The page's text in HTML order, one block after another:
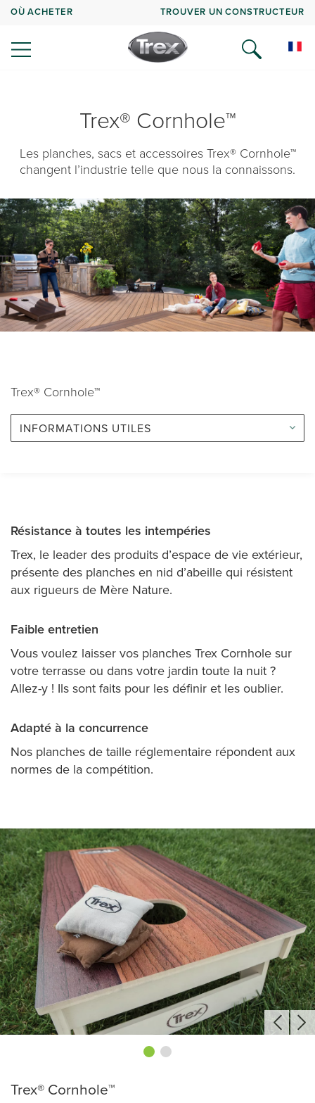
OÙ ACHETER TROUVER UN CONSTRUCTEUR
Trex® Cornhole™
Les planches, sacs et accessoires Trex® Cornhole™
changent l’industrie telle que nous la connaissons.
Trex® Cornhole™
INFORMATIONS UTILES
Résistance à toutes les intempéries
Trex, le leader des produits d’espace de vie extérieur,
présente des planches en nid d’abeille qui résistent
aux rigueurs de Mère Nature.
Faible entretien
Vous voulez laisser vos planches Trex Cornhole sur
votre terrasse ou dans votre jardin toute la nuit ?
Allez-y ! Ils sont faits pour les définir et les oublier.
Adapté à la concurrence
Nos planches de taille réglementaire répondent aux
normes de la compétition.
Trex® Cornhole™